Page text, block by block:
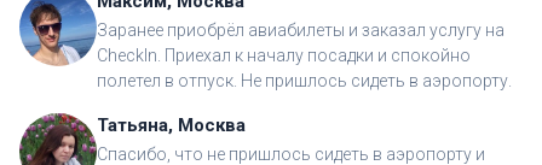
Заранее приобрёл авиабилеты и заказал услугу на
CheckIn. Приехал к началу посадки и спокойно
полетел в отпуск. Не пришлось сидеть в аэропорту.
Татьяна, Москва
Спасибо, что не пришлось сидеть в аэропорту и